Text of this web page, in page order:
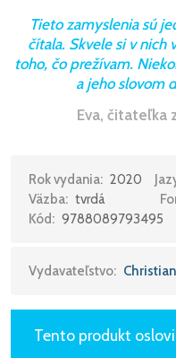
Tieto zamyslenia sú
čítala. Skvele si v
toho, čo prežívam.
a jeho slovom
Eva, čitateľka
Rok vydania: 2020
Väzba: tvrdá
Kód: 9788089793495
Vydavateľstvo:
Tento produkt